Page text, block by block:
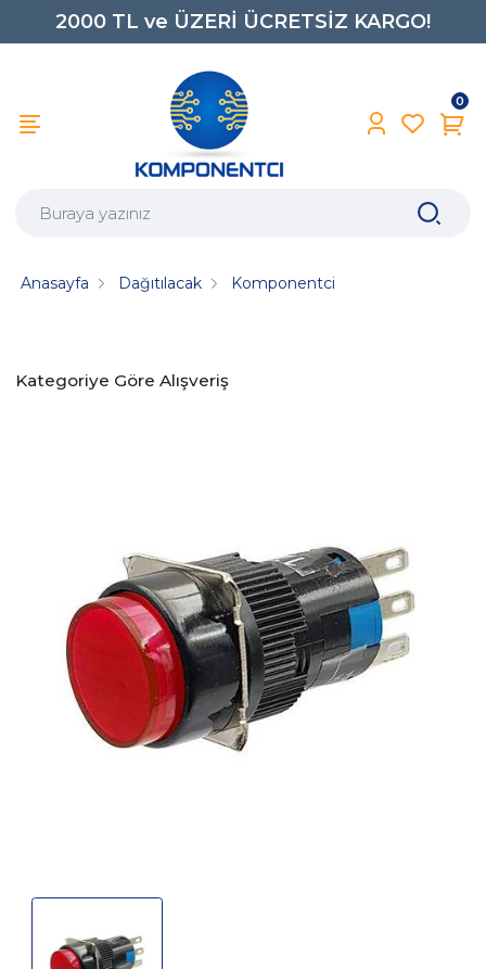
2000 TL ve ÜZERİ ÜCRETSİZ KARGO!
0850 242 0734
0
Anasayfa Dağıtılacak Komponentci
Kategoriye Göre Alışveriş